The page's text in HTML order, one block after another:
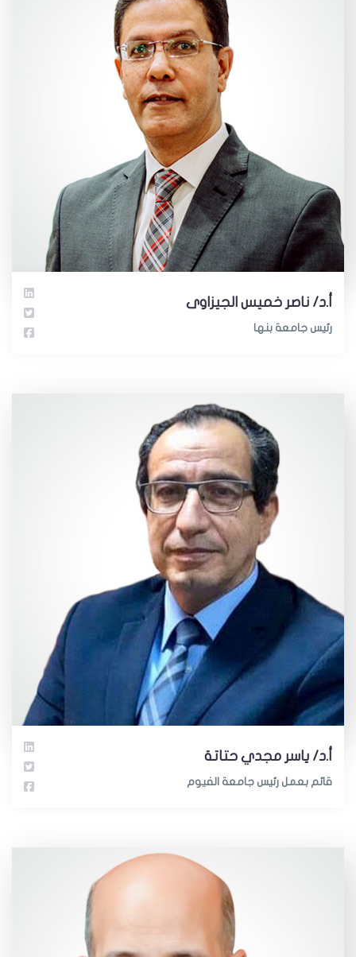
أ.د/ ناصر خميس الجيزاوى
رئيس جامعة بنها
أ.د/ ياسر مجدي حتاتة
قائم بعمل رئيس جامعة الفيوم